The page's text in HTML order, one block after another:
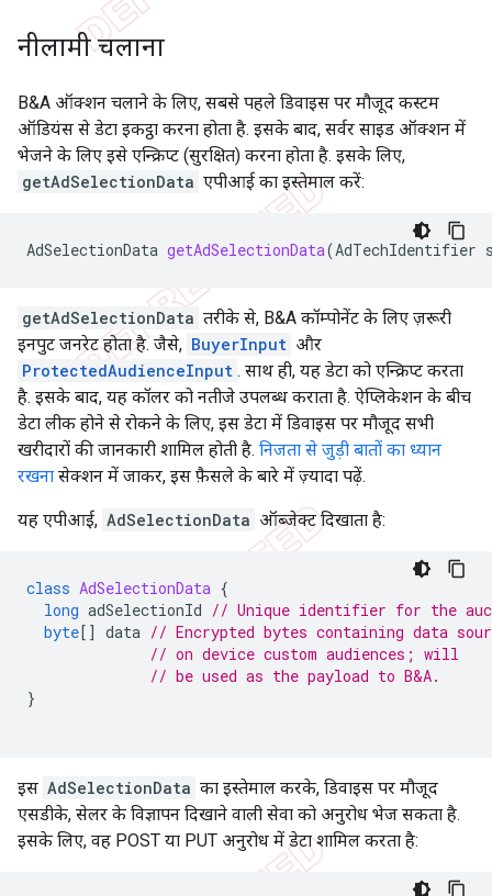
नीलामी चलाना
B&A ऑक्शन चलाने के लिए, सबसे पहले डिवाइस पर मौजूद कस्टम
ऑडियंस से डेटा इकट्ठा करना होता है. इसके बाद, सर्वर साइड ऑक्शन में
भेजने के लिए इसे एन्क्रिप्ट (सुरक्षित) करना होता है. इसके लिए,
getAdSelectionData एपीआई का इस्तेमाल करें:
AdSelectionData getAdSelectionData(AdTechIdentifier
getAdSelectionData तरीके से, B&A कॉम्पोनेंट के लिए ज़रूरी
इनपुट जनरेट होता है. जैसे, BuyerInput और
ProtectedAudienceInput . साथ ही, यह डेटा को एन्क्रिप्ट करता
है. इसके बाद, यह कॉलर को नतीजे उपलब्ध कराता है. ऐप्लिकेशन के बीच
डेटा लीक होने से रोकने के लिए, इस डेटा में डिवाइस पर मौजूद सभी
खरीदारों की जानकारी शामिल होती है. निजता से जुड़ी बातों का ध्यान
रखना सेक्शन में जाकर, इस फ़ैसले के बारे में ज़्यादा पढ़ें.
यह एपीआई, AdSelectionData ऑब्जेक्ट दिखाता है:
class AdSelectionData {
long adSelectionId // Unique identifier for the
byte[] data // Encrypted bytes containing data
// on device custom audiences; will
// be used as the payload to B&A.
}
इस AdSelectionData का इस्तेमाल करके, डिवाइस पर मौजूद
एसडीके, सेलर के विज्ञापन दिखाने वाली सेवा को अनुरोध भेज सकता है.
इसके लिए, वह POST या PUT अनुरोध में डेटा शामिल करता है: